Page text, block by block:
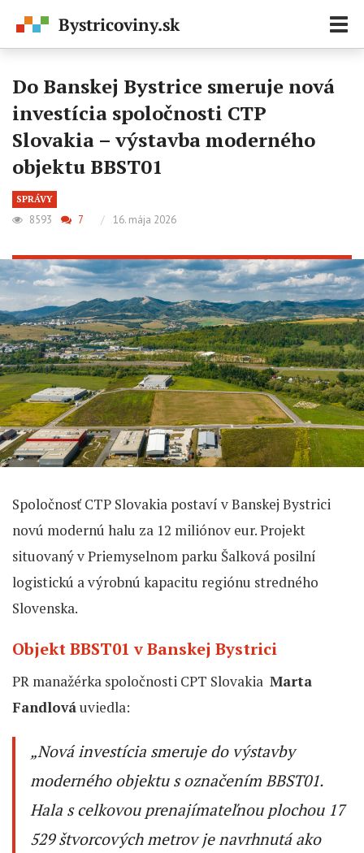
Do Banskej Bystrice smeruje nová
investícia spoločnosti CTP
Slovakia – výstavba moderného
objektu BBST01
SPRÁVY
8593 7 / 16. mája 2026
Spoločnosť CTP Slovakia postaví v Banskej Bystrici
novú modernú halu za 12 miliónov eur. Projekt
situovaný v Priemyselnom parku Šalková posilní
logistickú a výrobnú kapacitu regiónu stredného
Slovenska.
ObjektBBST01 v Banskej Bystrici
PR manažérka spoločnosti CPT Slovakia Marta
Fandlováuviedla:
„Nová investícia smeruje do výstavby
moderného objektu s označením BBST01.
Hala s celkovou prenajímateľnou plochou 17
529 štvorcových metrov je navrhnutá ako